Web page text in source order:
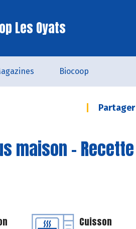
Les Oyats
Biocoop
maison -
Cuisson